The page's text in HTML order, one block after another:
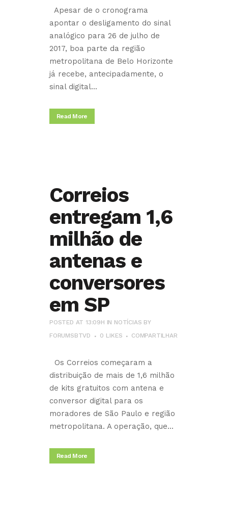
Apesar de o cronograma
apontar o desligamento do sinal
analógico para 26 de julho de
2017, boa parte da região
metropolitana de Belo Horizonte
já recebe, antecipadamente, o
sinal digital...
Read More
Correios
entregam 1,6
milhão de
antenas e
conversores
em SP
POSTED AT 13:09H IN NOTÍCIAS BY
FORUMSBTVD
0 LIKES COMPARTILHAR
Os Correios começaram a
distribuição de mais de 1,6 milhão
de kits gratuitos com antena e
conversor digital para os
moradores de São Paulo e região
metropolitana. A operação, que...
Read More